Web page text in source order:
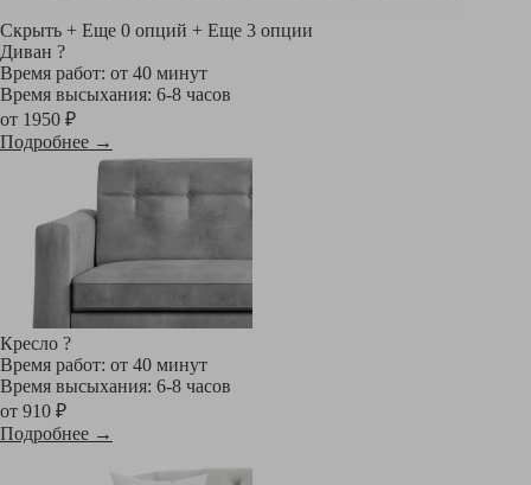
Скрыть + Еще 0 опций + Еще 3 опции
Диван ?
Время работ: от 40 минут
Время высыхания: 6-8 часов
от 1950 ₽
Подробнее →
Кресло ?
Время работ: от 40 минут
Время высыхания: 6-8 часов
от 910 ₽
Подробнее →